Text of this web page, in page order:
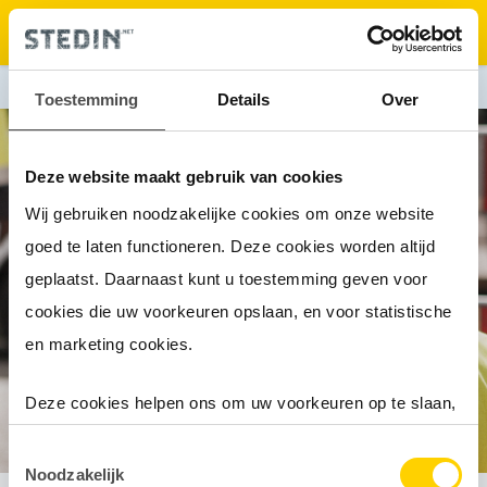
Toestemming Details Over
Deze website maakt gebruik van cookies
Wij gebruiken noodzakelijke cookies om onze website
goed te laten functioneren. Deze cookies worden altijd
geplaatst. Daarnaast kunt u toestemming geven voor
cookies die uw voorkeuren opslaan, en voor statistische
en marketing cookies.
Deze cookies helpen ons om uw voorkeuren op te slaan,
mogelijk te maken content via social media te delen of
Noodzakelijk
INLOOPBIJEENKOMST
WERKZAAMHEDEN
VESTINGZIJDE GORINCHEM